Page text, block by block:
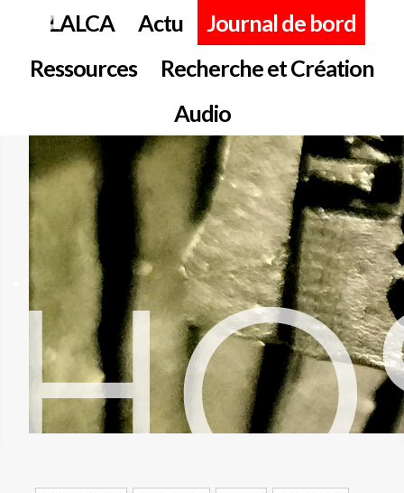
LALCA Actu
Journal de bord
Ressources
Recherche et Création
Audio